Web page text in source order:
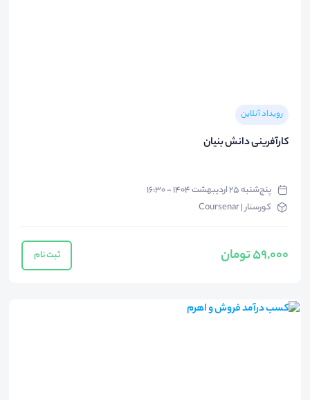
رویداد آنلاین
کارآفرینی دانش بنیان
پنج‌شنبه ۲۵ اردیبهشت ۱۴۰۴ - ۱۶:۳۰
کورسنار | Coursenar
59,000 تومان ثبت نام